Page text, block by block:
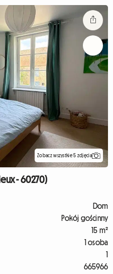
Zobacz wszystkie 5 zdjęcia
- 60270)
Dom
Pokój gościnny
15 m²
1 osoba
1
665966